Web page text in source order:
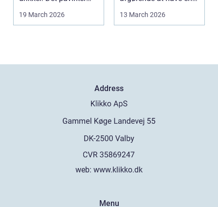
også familie, arbej...
19 March 2026
pålidel...
13 March 2026
Address
web: www.klikko.dk
Menu